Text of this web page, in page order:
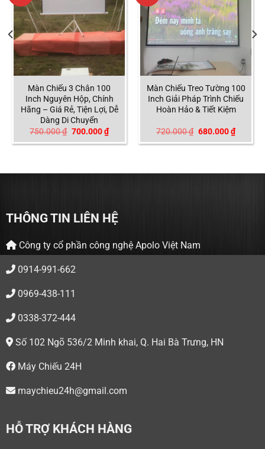
Màn Chiếu 3 Chân 100
Inch Nguyên Hộp, Chính
Hãng – Giá Rẻ, Tiện Lợi, Dễ
Dàng Di Chuyển
750.000₫ Giá
gốc
là:
700.000₫Giá
hiện
tại
Màn Chiếu Treo Tường 100
Inch Giải Pháp Trình Chiếu
Hoàn Hảo & Tiết Kiệm
720.000₫ Giá
gốc
là:
680.000₫Giá
hiện
tại
THÔNG TIN LIÊN HỆ
Công ty cổ phần công nghệ Apolo Việt Nam
0914-991-662
0969-438-111
0338-372-444
Số 102 Ngõ 536/2 Minh khai, Q. Hai Bà Trưng, HN
Máy Chiếu 24H
maychieu24h@gmail.com
HỖ TRỢ KHÁCH HÀNG